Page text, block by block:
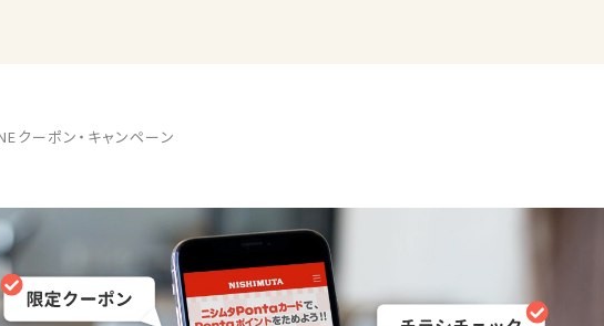
クーポン・キャンペーン